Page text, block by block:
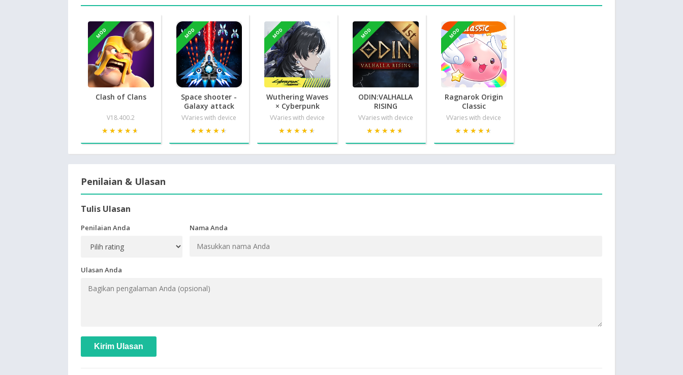
MOD
Clash of Clans
V18.400.2
★★★★★
★★★★★
MOD
Space shooter -
Galaxy attack
VVaries with device
★★★★★
★★★★★
MOD
Wuthering Waves
× Cyberpunk
VVaries with device
★★★★★
★★★★★
MOD
ODIN:VALHALLA
RISING
VVaries with device
★★★★★
★★★★★
MOD
Ragnarok Origin
Classic
VVaries with device
★★★★★
★★★★★
Penilaian & Ulasan
Tulis Ulasan
Penilaian Anda Nama Anda
Ulasan Anda
Kirim Ulasan